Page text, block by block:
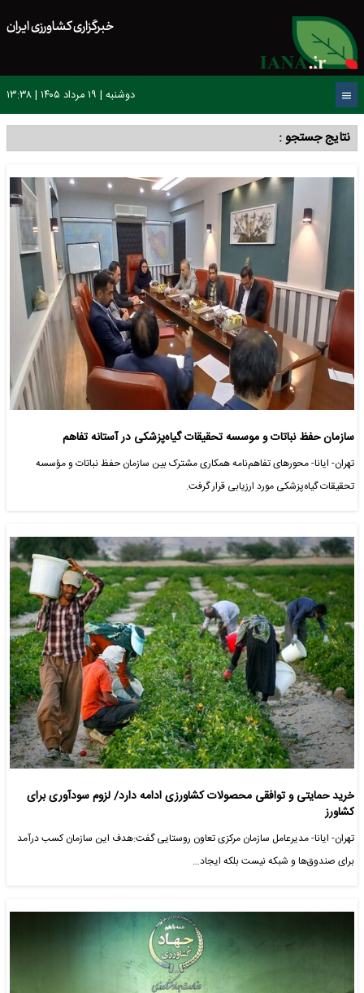
خبرگزاری کشاورزی ایران
دوشنبه | ۱۹ مرداد ۱۴۰۵ | ۱۳:۳۸
نتایج جستجو :
سازمان حفظ نباتات و موسسه تحقیقات گیاه‌پزشکی در آستانه تفاهم
تهران- ایانا- محورهای تفاهم‌نامه همکاری مشترک بین سازمان حفظ نباتات و مؤسسه
تحقیقات گیاه‌پزشکی مورد ارزیابی قرار گرفت.
خرید حمایتی و توافقی محصولات کشاورزی ادامه دارد/ لزوم سودآوری برای
کشاورز
تهران- ایانا- مدیرعامل سازمان مرکزی تعاون روستایی گفت:هدف این سازمان کسب درآمد
برای صندوق‌ها و شبکه نیست بلکه ایجاد…